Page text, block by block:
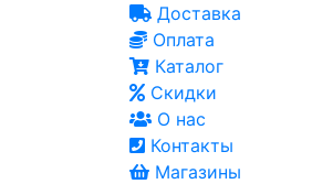
Доставка
Оплата
Каталог
Скидки
О нас
Контакты
Магазины